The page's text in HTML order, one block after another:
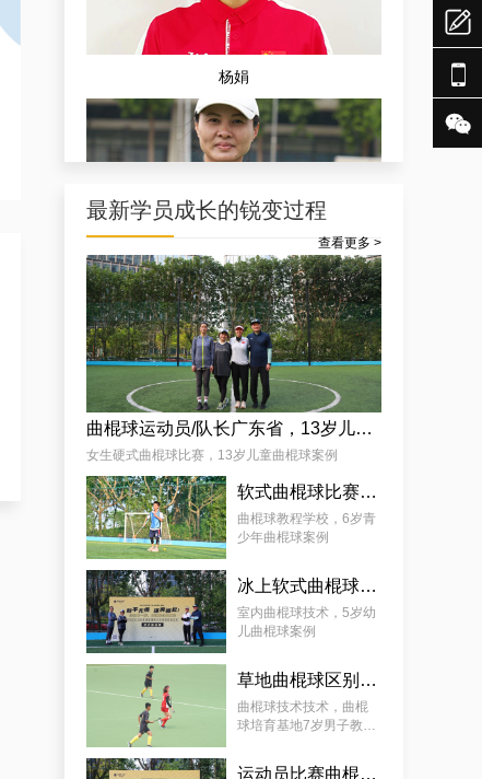
杨娟
麦少颜
最新学员成长的锐变过程
查看更多 >
曲棍球运动员/队长广东省，13岁儿童曲棍球案例
女生硬式曲棍球比赛，13岁儿童曲棍球案例
软式曲棍球比赛技巧，6岁青少年曲棍球教程案例
曲棍球教程学校，6岁青
少年曲棍球案例
冰上软式曲棍球，曲棍球教育基地5岁女孩教程案例
室内曲棍球技术，5岁幼
儿曲棍球案例
草地曲棍球区别，7岁幼儿曲棍球教学案例
曲棍球技术技术，曲棍
球培育基地7岁男子教学
运动员比赛曲棍球，9岁幼儿曲棍球案例


